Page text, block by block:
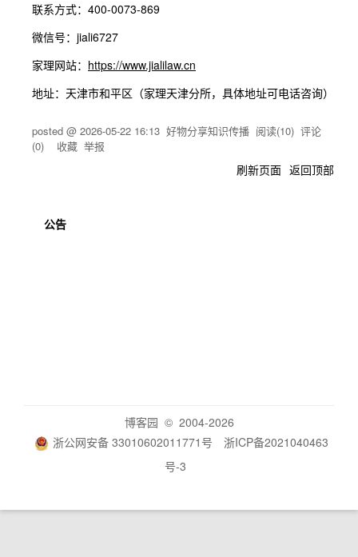
联系方式：400-0073-869
微信号：jiali6727
家理网站： https://www.jialilaw.cn
地址：天津市和平区（家理天津分所，具体地址可电话咨询）
posted @ 2026-05-22 16:13 好物分享知识传播 阅读(10) 评论
(0) 收藏 举报
刷新页面 返回顶部
公告
博客园 © 2004-2026
浙公网安备 33010602011771号
浙ICP备2021040463
号-3